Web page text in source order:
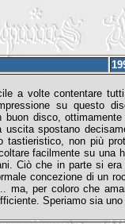
a volte contentare
su questo
disco,
spostano
non più
facilmente su una
Ciò che in parte si
concezione di un
per coloro che
Speriamo sia